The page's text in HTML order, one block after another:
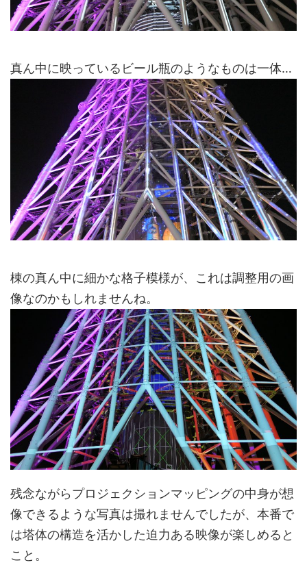
真ん中に映っている ビール瓶のようなものは一体…
棟の真ん中に細かな格子模様が、これは調整用の画
像なのかもしれませんね。
残念ながらプロジェクションマッピングの中身が想
像できるような写真は撮れませんでしたが、本番で
は塔体の構造を活かした迫力ある映像が楽しめる と
こと。